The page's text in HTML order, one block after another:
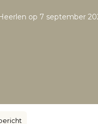
op 7 september